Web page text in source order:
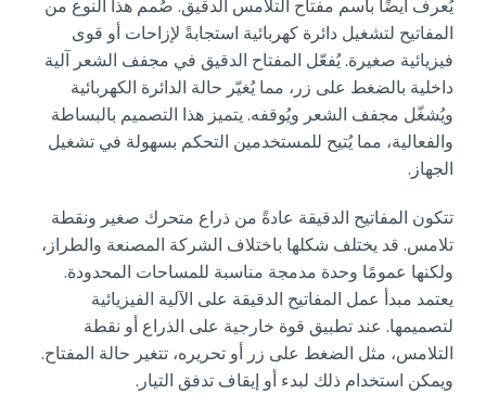
يُعرف أيضًا باسم مفتاح التلامس الدقيق. صُمم هذا النوع من
المفاتيح لتشغيل دائرة كهربائية استجابةً لإزاحات أو قوى
فيزيائية صغيرة. يُفعّل المفتاح الدقيق في مجفف الشعر آلية
داخلية بالضغط على زر، مما يُغيّر حالة الدائرة الكهربائية
ويُشغّل مجفف الشعر ويُوقفه. يتميز هذا التصميم بالبساطة
والفعالية، مما يُتيح للمستخدمين التحكم بسهولة في تشغيل
الجهاز.
تتكون المفاتيح الدقيقة عادةً من ذراع متحرك صغير ونقطة
تلامس. قد يختلف شكلها باختلاف الشركة المصنعة والطراز،
ولكنها عمومًا وحدة مدمجة مناسبة للمساحات المحدودة.
يعتمد مبدأ عمل المفاتيح الدقيقة على الآلية الفيزيائية
لتصميمها. عند تطبيق قوة خارجية على الذراع أو نقطة
التلامس، مثل الضغط على زر أو تحريره، تتغير حالة المفتاح.
ويمكن استخدام ذلك لبدء أو إيقاف تدفق التيار.